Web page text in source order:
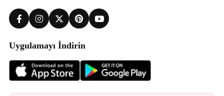
Uygulamayı İndirin